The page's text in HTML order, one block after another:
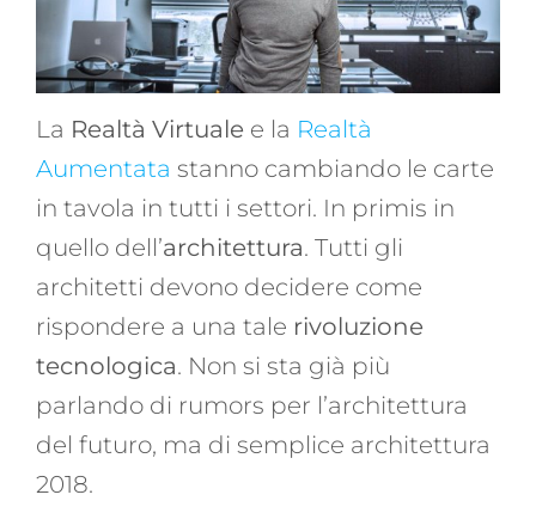
La Realtà Virtuale e la Realtà
Aumentata stanno cambiando le carte
in tavola in tutti i settori. In primis in
quello dell’architettura. Tutti gli
architetti devono decidere come
rispondere a una tale rivoluzione
tecnologica. Non si sta già più
parlando di rumors per l’architettura
del futuro, ma di semplice architettura
2018.